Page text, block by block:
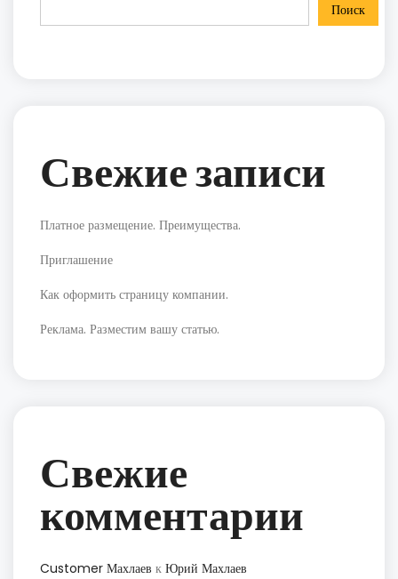
Поиск
Свежие записи
Платное размещение. Преимущества.
Приглашение
Как оформить страницу компании.
Реклама. Разместим вашу статью.
Свежие
комментарии
Customer Махлаев к Юрий Махлаев